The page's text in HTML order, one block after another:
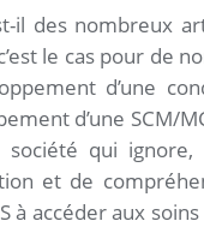
il des nombreux
le cas pour de
d’une
d’une SCM/
société qui
et de
à accéder aux